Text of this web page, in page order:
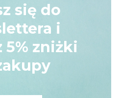
się do
i
5% zniżki